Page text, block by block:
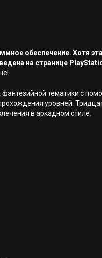
обеспечение. Хотя
на странице
тематики с
уровней.
в аркадном стиле.